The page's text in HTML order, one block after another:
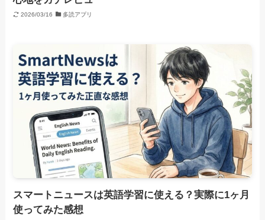
2026/03/16 多読アプリ
スマートニュースは英語学習に使える？実際に1ヶ月
使ってみた感想